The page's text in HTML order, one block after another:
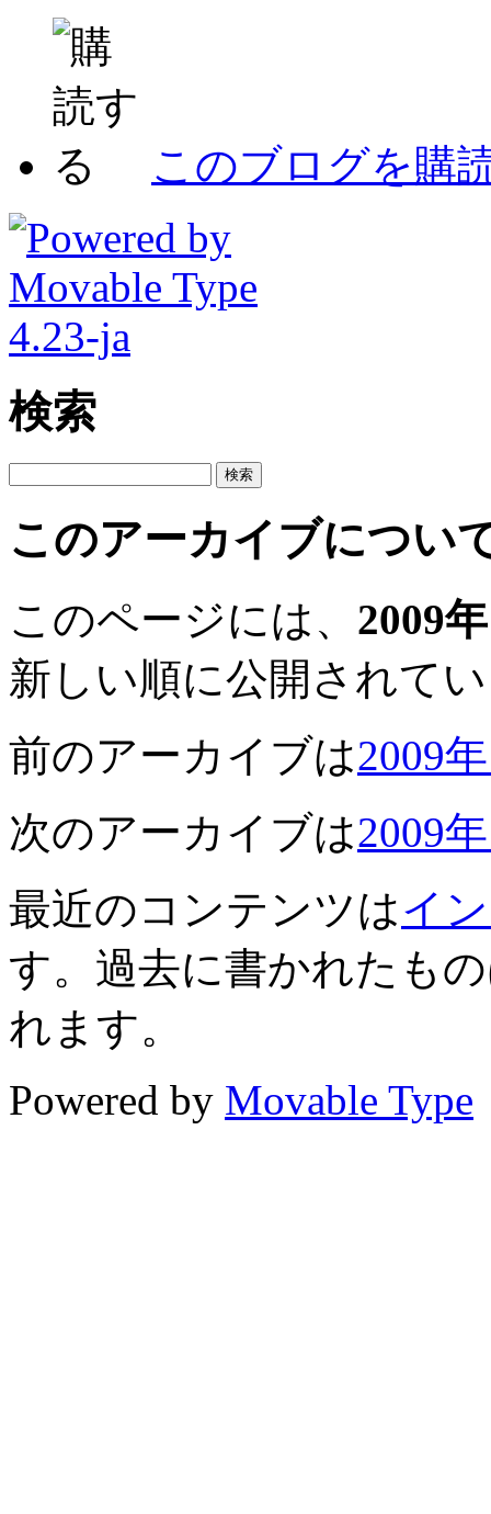
このブログを購
検索
このアーカイブについ
このページには、 2009
新しい順に公開されて
前のアーカイブは2009
次のアーカイブは2009
最近のコンテンツはイ
す。過去に書かれたも
れます。
Powered by Movable Type